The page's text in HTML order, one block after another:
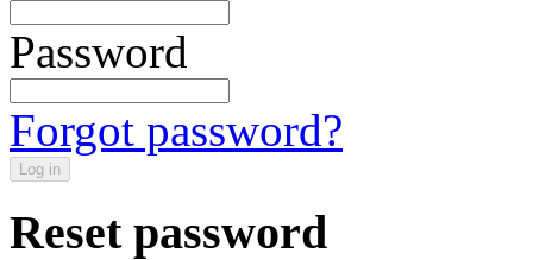
Password
Forgot password?
Log in
Reset password